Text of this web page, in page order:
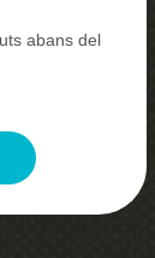
abans del